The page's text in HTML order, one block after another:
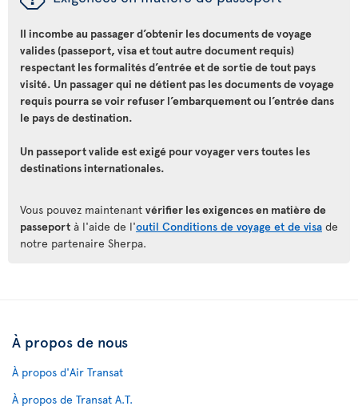
Il incombe au passager d’obtenir les documents de voyage
valides (passeport, visa et tout autre document requis)
respectant les formalités d’entrée et de sortie de tout pays
visité. Un passager qui ne détient pas les documents de voyage
requis pourra se voir refuser l’embarquement ou l’entrée dans
le pays de destination.
Un passeport valide est exigé pour voyager vers toutes les
destinations internationales.
Vous pouvez maintenant vérifier les exigences en matière de
passeport à l'aide de l'outil Conditions de voyage et de visa de
notre partenaire Sherpa.
À propos de nous
À propos d'Air Transat
À propos de Transat A.T.